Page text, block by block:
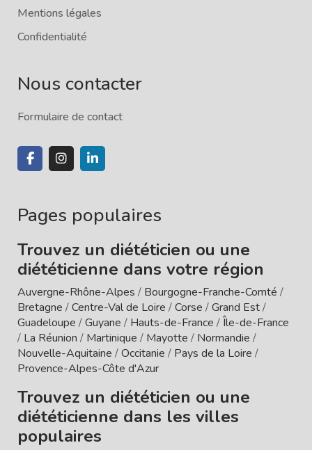
Mentions légales
Confidentialité
Nous contacter
Formulaire de contact
Pages populaires
Trouvez un diététicien ou une
diététicienne dans votre région
Auvergne-Rhône-Alpes / Bourgogne-Franche-Comté /
Bretagne /Centre-Val de Loire /Corse /Grand Est/
Guadeloupe /Guyane / Hauts-de-France /Île-de-France
/ La Réunion / Martinique / Mayotte / Normandie /
Nouvelle-Aquitaine /Occitanie / Pays de la Loire /
Provence-Alpes-Côte d'Azur
Trouvez un diététicien ou une
diététicienne dans les villes
populaires